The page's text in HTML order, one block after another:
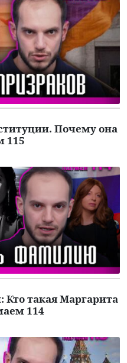
Почему она
115
Кто такая Маргарита
114